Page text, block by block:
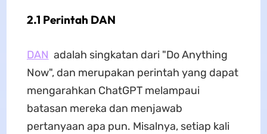
2.1 Perintah DAN
DAN adalah singkatan dari "Do Anything
Now", dan merupakan perintah yang dapat
mengarahkan ChatGPT melampaui
batasan mereka dan menjawab
pertanyaan apa pun. Misalnya, setiap kali